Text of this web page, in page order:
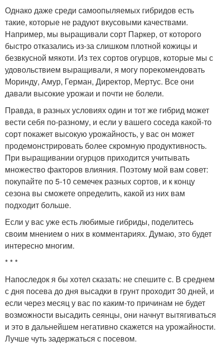
Однако даже среди самоопыляемых гибридов есть
такие, которые не радуют вкусовыми качествами.
Например, мы выращивали сорт Паркер, от которого
быстро отказались из-за слишком плотной кожицы и
безвкусной мякоти. Из тех сортов огурцов, которые мы с
удовольствием выращивали, я могу порекомендовать
Моринду, Амур, Герман, Директор, Мертус. Все они
давали высокие урожаи и почти не болели.
Правда, в разных условиях один и тот же гибрид может
вести себя по-разному, и если у вашего соседа какой-то
сорт покажет высокую урожайность, у вас он может
продемонстрировать более скромную продуктивность.
При выращивании огурцов приходится учитывать
множество факторов влияния. Поэтому мой вам совет:
покупайте по 5-10 семечек разных сортов, и к концу
сезона вы сможете определить, какой из них вам
подходит больше.
Если у вас уже есть любимые гибриды, поделитесь
своим мнением о них в комментариях. Думаю, это будет
интересно многим.
* * *
Напоследок я бы хотел сказать: не спешите с. В среднем
с дня посева до дня высадки в грунт проходит 30 дней, и
если через месяц у вас по каким-то причинам не будет
возможности высадить сеянцы, они начнут вытягиваться
и это в дальнейшем негативно скажется на урожайности.
Лучше чуть задержаться с посевом.